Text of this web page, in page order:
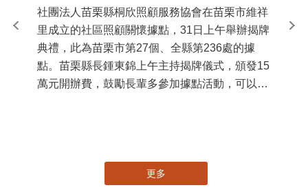
社團法人苗栗縣桐欣照顧服務協會在苗栗市維祥
里成立的社區照顧關懷據點，31日上午舉辦揭牌
典禮，此為苗栗市第27個、全縣第236處的據
點。苗栗縣長鍾東錦上午主持揭牌儀式，頒發15
萬元開辦費，鼓勵長輩多參加據點活動，可以更
苗
更多